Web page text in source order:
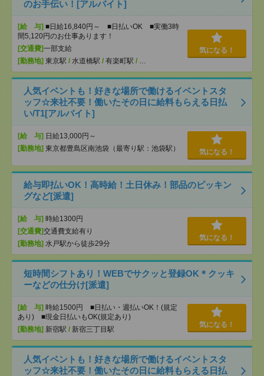
のお手伝い！[アルバイト]
[給 与] ■日給16,840円～ ■日払いOK ■実働3時
間5,120円のお仕事あります！
[交通費]一部支給
[勤務地] 東京駅 / 水道橋駅 / 有楽町駅 / …
気になる！
人気イベントも！好きな場所で働けるイベントスタ
ッフ☆来社不要！働いたその日に給料もらえる日払
い/T1[アルバイト]
[給 与] 日給13,000円～
[勤務地] 東京都豊島区南池袋（最寄り駅：池袋駅） 気になる！
給与即払いOK！高時給！土日休み！部品のピッキン
グなど[派遣]
[給 与] 時給1300円
[交通費]交通費支給有り
[勤務地] 水戸駅から徒歩29分
気になる！
短時間シフトあり！WEBでサクッと登録OK＊クッキ
ーなどの仕分け[派遣]
[給 与] 時給1500円 ■日払い・週払いOK！(規定
あり) ■現金日払いもOK(規定あり)
[勤務地] 新宿駅 / 新宿三丁目駅
気になる！
人気イベントも！好きな場所で働けるイベントスタ
ッフ☆来社不要！働いたその日に給料もらえる日払